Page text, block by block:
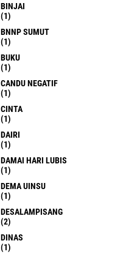
BINJAI
(1)
BNNP SUMUT
(1)
BUKU
(1)
CANDU NEGATIF
(1)
CINTA
(1)
DAIRI
(1)
DAMAI HARI LUBIS
(1)
DEMA UINSU
(1)
DESALAMPISANG
(2)
DINAS
(1)